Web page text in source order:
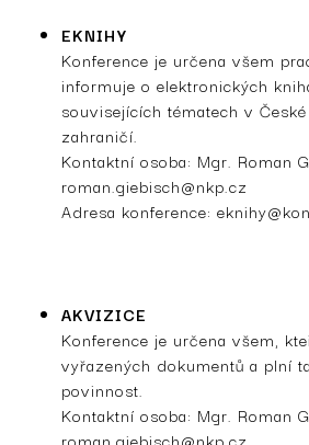
EKNIHY
Konference je určena všem
informuje o elektronických
souvisejících tématech v
zahraničí.
Kontaktní osoba: Mgr. Roman
roman.giebisch@nkp.cz
Adresa konference:
AKVIZICE
Konference je určena všem,
vyřazených dokumentů a plní
povinnost.
Kontaktní osoba: Mgr. Roman